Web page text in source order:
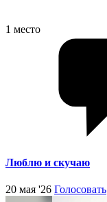
1 место
Люблю и скучаю
20 мая '26 Голосовать